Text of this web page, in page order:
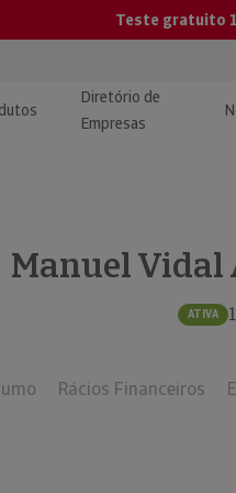
Teste gratuito
e Monitorização de
Diretório de
Empresas
| Estudos e
Manuel Vidal
ATIVA
Rácios Financeiros